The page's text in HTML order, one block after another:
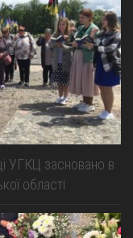
УГКЦ засновано в
області